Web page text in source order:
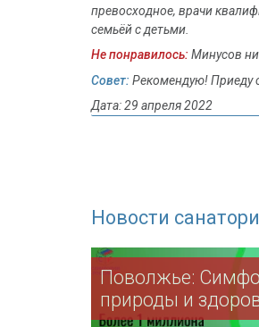
превосходное, врачи
семьёй с детьми.
Не понравилось: Минусов
Совет: Рекомендую! Приеду
Дата: 29 апреля 2022
Новости
Поволжье:
природы и